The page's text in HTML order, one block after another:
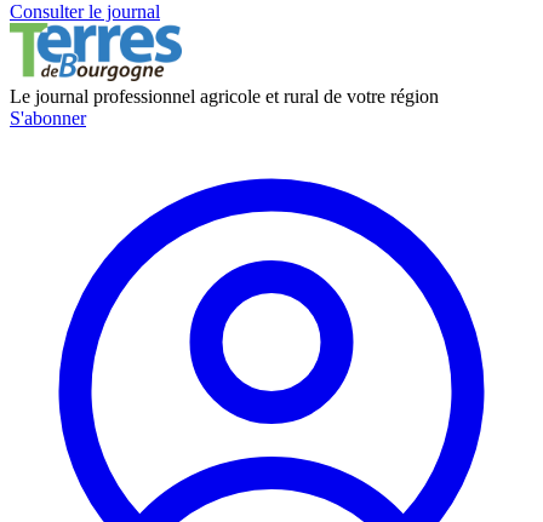
Consulter le journal
Le journal professionnel agricole et rural de votre région
S'abonner